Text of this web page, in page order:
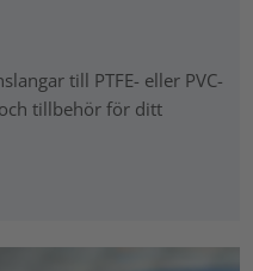
till PTFE- eller PVC-
tillbehör för ditt